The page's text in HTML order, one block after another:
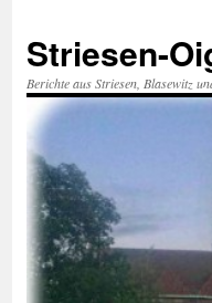
springen
Striesen-
Berichte aus Striesen, Blasewitz